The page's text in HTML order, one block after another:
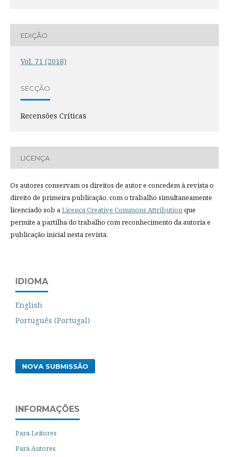
EDIÇÃO
Vol. 71 (2018)
SECÇÃO
Recensões Críticas
LICENÇA
Os autores conservam os direitos de autor e concedem à revista o
direito de primeira publicação, com o trabalho simultaneamente
licenciado sob aLicença Creative Commons Attributionque
permite a partilha do trabalho com reconhecimento da autoria e
publicação inicial nesta revista.
IDIOMA
English
Português (Portugal)
NOVA SUBMISSÃO
INFORMAÇÕES
Para Leitores
Para Autores